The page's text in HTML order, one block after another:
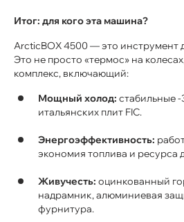
Итог: для кого эта машина?
ArcticBOX 4500 — это инструмент
Это не просто «термос» на
комплекс, включающий:
Мощный холод: стабильные -
итальянских плит FIC.
Энергоэффективность:
экономия топлива и ресурса
Живучесть: оцинкованный
надрамник, алюминиевая
фурнитура.